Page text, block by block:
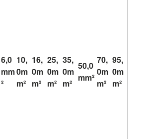
6,0
mm
²
10,
0m
m²
16,
0m
m²
25,
0m
m²
35,
0m
m²
50,0
mm²
70,
0m
m²
95,
0m
m²